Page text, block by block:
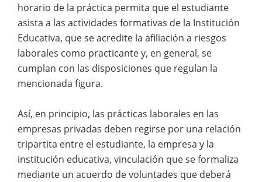
horario de la práctica permita que el estudiante
asista a las actividades formativas de la Institución
Educativa, que se acredite la afiliación a riesgos
laborales como practicante y, en general, se
cumplan con las disposiciones que regulan la
mencionada figura.
Así, en principio, las prácticas laborales en las
empresas privadas deben regirse por una relación
tripartita entre el estudiante, la empresa y la
institución educativa, vinculación que se formaliza
mediante un acuerdo de voluntades que deberá